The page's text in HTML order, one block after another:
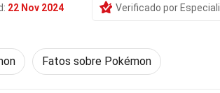
22 Nov 2024 Verificado por
Fatos sobre Pokémon